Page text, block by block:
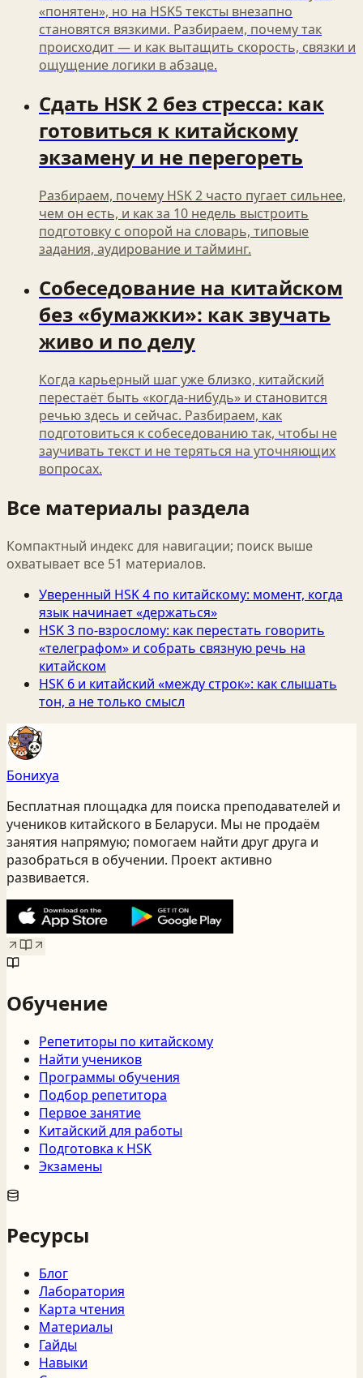
«понятен», но на HSK5 тексты внезапно
становятся вязкими. Разбираем, почему так
происходит — и как вытащить скорость, связки и
ощущение логики в абзаце.
Сдать HSK 2 без стресса: как
готовиться к китайскому
экзамену и не перегореть
Разбираем, почему HSK 2 часто пугает сильнее,
чем он есть, и как за 10 недель выстроить
подготовку с опорой на словарь, типовые
задания, аудирование и тайминг.
Собеседование на китайском
без «бумажки»: как звучать
живо и по делу
Когда карьерный шаг уже близко, китайский
перестаёт быть «когда-нибудь» и становится
речью здесь и сейчас. Разбираем, как
подготовиться к собеседованию так, чтобы не
заучивать текст и не теряться на уточняющих
вопросах.
Все материалы раздела
Компактный индекс для навигации; поиск выше
охватывает все 51 материалов.
Уверенный HSK 4 по китайскому: момент, когда
язык начинает «держаться»
HSK 3 по‑взрослому: как перестать говорить
«телеграфом» и собрать связную речь на
китайском
HSK 6 и китайский «между строк»: как слышать
тон, а не только смысл
Бонихуа
Бесплатная площадка для поиска преподавателей и
учеников китайского в Беларуси. Мы не продаём
занятия напрямую; помогаем найти друг друга и
разобраться в обучении. Проект активно
развивается.
Обучение
Репетиторы по китайскому
Найти учеников
Программы обучения
Подбор репетитора
Первое занятие
Китайский для работы
Подготовка к HSK
Экзамены
Ресурсы
Блог
Лаборатория
Карта чтения
Материалы
Гайды
Навыки